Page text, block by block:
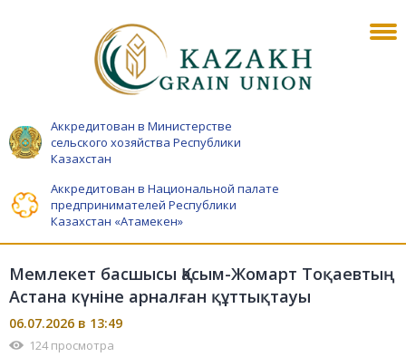
Аккредитован в Министерстве
сельского хозяйства Республики
Казахстан
Аккредитован в Национальной палате
предпринимателей Республики
Казахстан «Атамекен»
Мемлекет басшысы Қасым-Жомарт Тоқаевтың
Астана күніне арналған құттықтауы
06.07.2026 в 13:49
124 просмотра